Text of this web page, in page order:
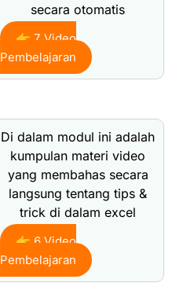
secara otomatis
👉 7 Video
Pembelajaran
Di dalam modul ini adalah
kumpulan materi video
yang membahas secara
langsung tentang tips &
trick di dalam excel
👉 6 Video
Pembelajaran